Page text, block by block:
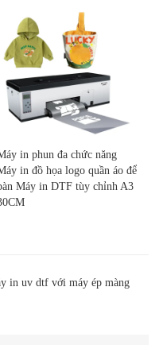
in phun đa chức năng
in đồ họa logo quần áo để
Máy in DTF tùy chỉnh A3
in uv dtf với máy ép màng